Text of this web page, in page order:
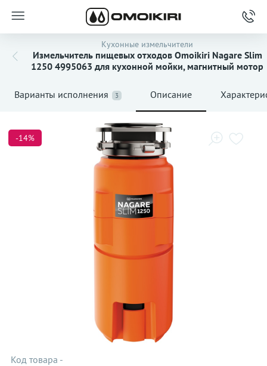
Кухонные измельчители
Измельчитель пищевых отходов Omoikiri Nagare Slim
1250 4995063 для кухонной мойки, магнитный мотор
Варианты исполнения 3 Описание
-14%
Код товара -